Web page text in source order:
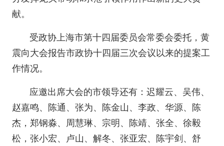
献。
受政协上海市第十四届委员会常委会委托，黄
震向大会报告市政协十四届三次会议以来的提案工
作情况。
应邀出席大会的市领导还有：迟耀云、吴伟、
赵嘉鸣、陈通、张为、陈金山、李政、华源、陈
杰，郑钢淼、周慧琳、宗明、陈靖、张全、徐毅
松，张小宏、卢山、解冬、张亚宏、陈宇剑、舒